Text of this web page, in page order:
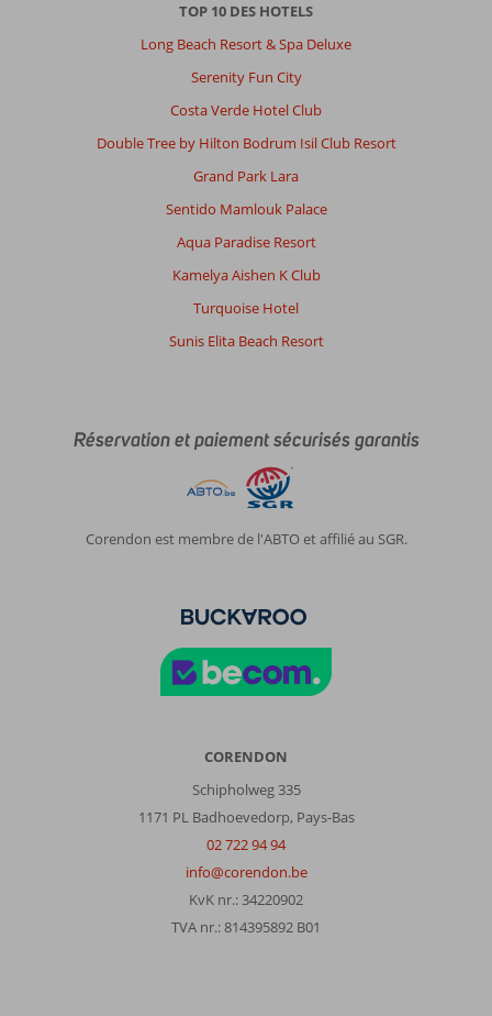
TOP 10 DES HOTELS
Long Beach Resort & Spa Deluxe
Serenity Fun City
Costa Verde Hotel Club
Double Tree by Hilton Bodrum Isil Club Resort
Grand Park Lara
Sentido Mamlouk Palace
Aqua Paradise Resort
Kamelya Aishen K Club
Turquoise Hotel
Sunis Elita Beach Resort
Réservation et paiement sécurisés garantis
Corendon est membre de l'ABTO et affilié au SGR.
CORENDON
Schipholweg 335
1171 PL Badhoevedorp, Pays-Bas
02 722 94 94
info@corendon.be
KvK nr.: 34220902
TVA nr.: 814395892 B01